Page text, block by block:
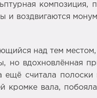
композиция,
воздвигаются
над тем
но вдохновлённая
ещё считала
кромке вала,